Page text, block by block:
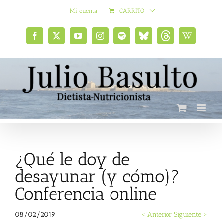
Mi cuenta CARRITO
Facebook
X YouTubeInstagramSpotifyBluesky
social
ThreadsWikipedia
¿Qué le doy de
desayunar (y cómo)?
Conferencia online
08/02/2019 < Anterior Siguiente >